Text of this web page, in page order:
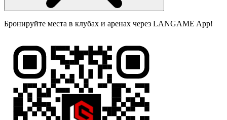
Бронируйте места в клубах и аренах через LANGAME App!